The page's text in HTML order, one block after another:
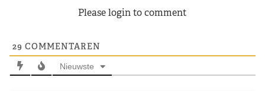
Please login to comment
29 COMMENTAREN
Nieuwste